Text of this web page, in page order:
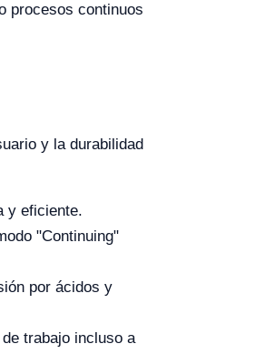
procesos continuos
y la durabilidad
y eficiente.
"Continuing"
por ácidos y
trabajo incluso a